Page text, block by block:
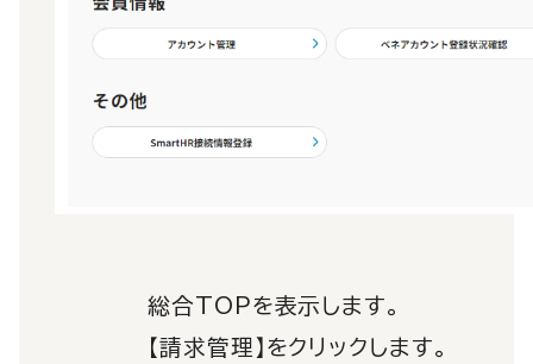
総合TOPを表示します。
【請求管理】をクリックします。